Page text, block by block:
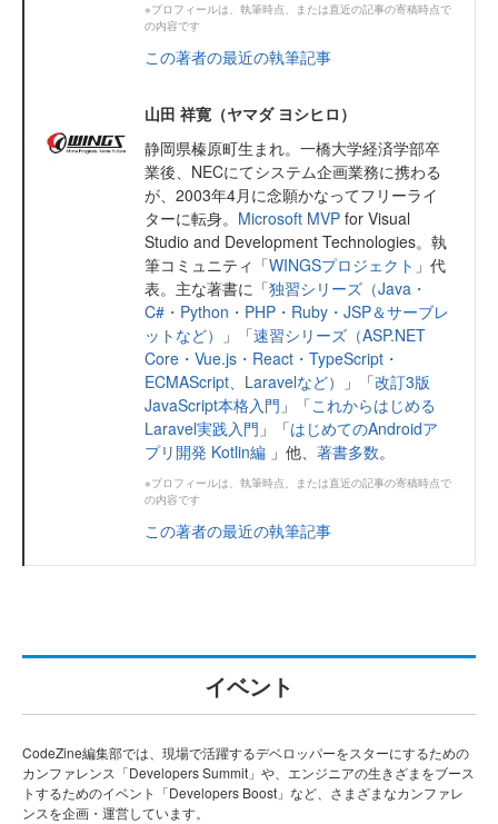
※プロフィールは、執筆時点、または直近の記事の寄稿時点で
の内容です
この著者の最近の執筆記事
山田 祥寛（ヤマダ ヨシヒロ）
静岡県榛原町生まれ。一橋大学経済学部卒
業後、NECにてシステム企画業務に携わる
が、2003年4月に念願かなってフリーライ
ターに転身。 Microsoft MVP for Visual
Studio and Development Technologies。執
筆コミュニティ「WINGSプロジェクト 」代
表。主な著書に「独習シリーズ（Java・
C#・Python・PHP・Ruby・JSP＆サーブレ
ットなど）
」「速習シリーズ（ASP.NET
Core・Vue.js・React・TypeScript・
ECMAScript、Laravelなど）
」「改訂3版
JavaScript本格入門 」「これからはじめる
Laravel実践入門 」「はじめてのAndroidア
プリ開発 Kotlin編 」他、 著書多数。
※プロフィールは、執筆時点、または直近の記事の寄稿時点で
の内容です
この著者の最近の執筆記事
イベント
CodeZine編集部では、現場で活躍するデベロッパーをスターにするための
カンファレンス「Developers Summit」や、エンジニアの生きざまをブース
トするためのイベント「Developers Boost」など、さまざまなカンファレ
ンスを企画・運営しています。